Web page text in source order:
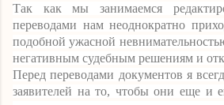
Так как мы занимаемся
переводами нам неоднократно
подобной ужасной
негативным судебным решениям и
Перед переводами документов я
заявителей на то, чтобы они еще и